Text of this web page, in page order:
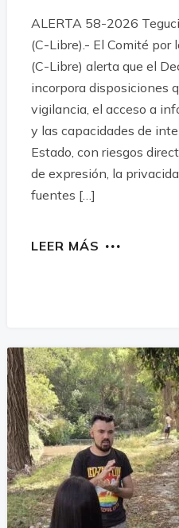
ALERTA 58-2026
(C-Libre).- El Comité por
(C-Libre) alerta que el
incorpora disposiciones
vigilancia, el acceso a
y las capacidades de
Estado, con riesgos
de expresión, la
fuentes […]
LEER MÁS